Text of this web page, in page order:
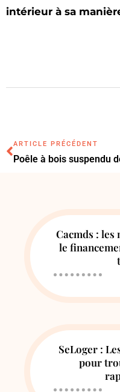
intérieur à sa
ARTICLE PRÉCÉDENT
Cacmds :
le
SeLoger :
pour